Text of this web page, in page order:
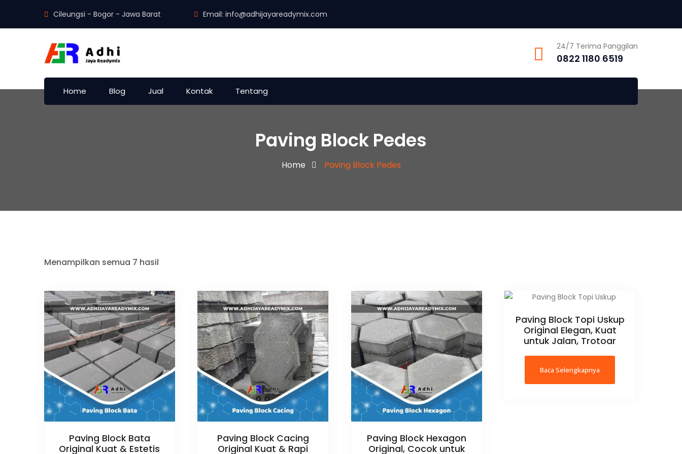
Cileungsi - Bogor - Jawa Barat Email: info@adhijayareadymix.com
24/7 Terima Panggilan
0822 1180 6519
Home Blog Jual Kontak Tentang
Paving Block Pedes
Home Paving Block Pedes
Menampilkan semua 7 hasil
Paving Block Bata
Original Kuat & Estetis
Paving Block Cacing
Original Kuat & Rapi
Paving Block Hexagon
Original, Cocok untuk
Paving Block Topi Uskup
Original Elegan, Kuat
untuk Jalan, Trotoar
Baca Selengkapnya